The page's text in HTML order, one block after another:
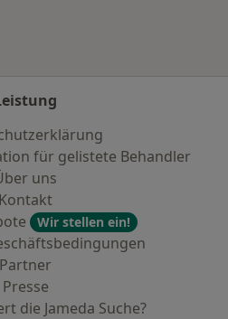
für gelistete Behandler
uns
Kontakt
Wir stellen ein!
Partner
Presse
die Jameda Suche?